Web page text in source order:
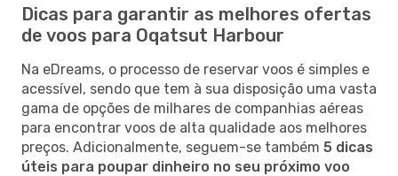
Dicas para garantir as melhores ofertas
de voos para Oqatsut Harbour
Na eDreams, o processo de reservar voos é simples e
acessível, sendo que tem à sua disposição uma vasta
gama de opções de milhares de companhias aéreas
para encontrar voos de alta qualidade aos melhores
preços. Adicionalmente, seguem-se também 5 dicas
úteis para poupar dinheiro no seu próximo voo